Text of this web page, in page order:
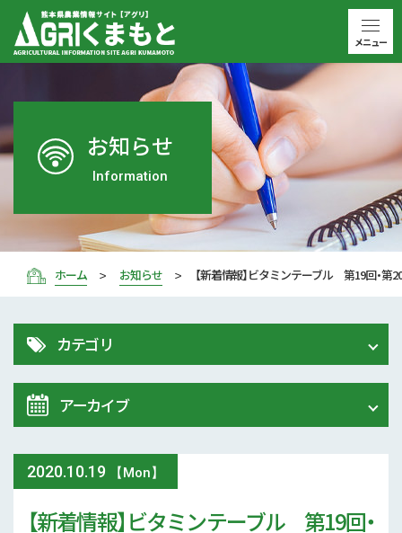
お知らせ
Information
ホーム お知らせ 【新着情報】ビタミンテーブル 第19回・第
2020.10.19 【Mon】
【新着情報】ビタミンテーブル 第19回・
カテゴリ
令和8年 熊本地震関連情報
農業大学校
アーカイブ
2026年 (72)
2025年 (107)
メニュー